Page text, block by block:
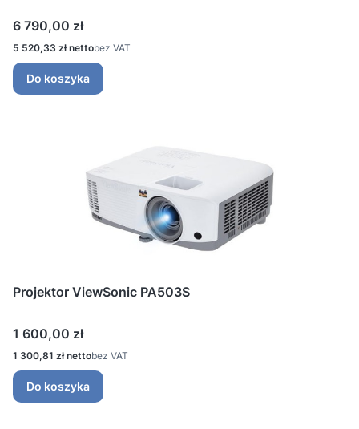
Cena
6 790,00 zł
Cena
5 520,33 zł bez VAT
Do koszyka
Projektor ViewSonic PA503S
Cena
1 600,00 zł
Cena
1 300,81 zł bez VAT
Do koszyka